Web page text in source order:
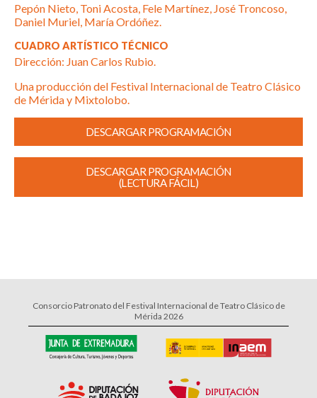
Pepón Nieto, Toni Acosta, Fele Martínez, José Troncoso,
Daniel Muriel, María Ordóñez.
CUADRO ARTÍSTICO TÉCNICO
Dirección: Juan Carlos Rubio.
Una producción del Festival Internacional de Teatro Clásico
de Mérida y Mixtolobo.
DESCARGAR PROGRAMACIÓN
DESCARGAR PROGRAMACIÓN
(LECTURA FÁCIL)
Consorcio Patronato del Festival Internacional de Teatro Clásico de
Mérida 2026